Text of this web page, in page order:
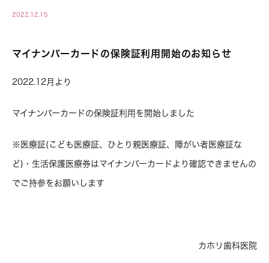
2022.12.15
マイナンバーカードの保険証利用開始のお知らせ
2022.12月より
マイナンバーカードの保険証利用を開始しました
※医療証(こども医療証、ひとり親医療証、障がい者医療証な
ど)・生活保護医療券はマイナンバーカードより確認できませんの
でご持参をお願いします
カホリ歯科医院